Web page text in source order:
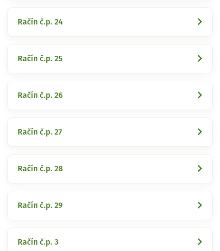
Račín č.p. 24
Račín č.p. 25
Račín č.p. 26
Račín č.p. 27
Račín č.p. 28
Račín č.p. 29
Račín č.p. 3